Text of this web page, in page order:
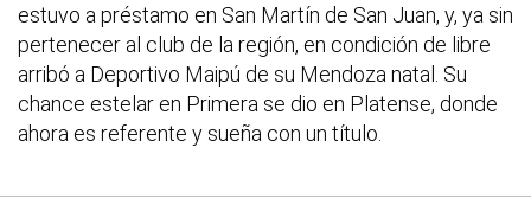
estuvo a préstamo en San Martín de San Juan, y, ya sin
pertenecer al club de la región, en condición de libre
arribó a Deportivo Maipú de su Mendoza natal. Su
chance estelar en Primera se dio en Platense, donde
ahora es referente y sueña con un título.